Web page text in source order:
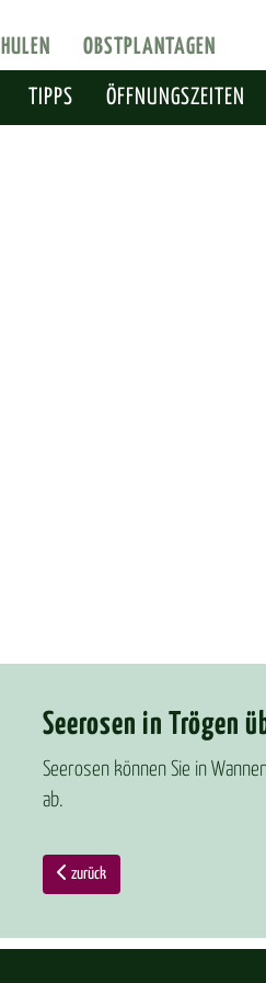
OBSTPLANTAGEN
TIPPS ÖFFNUNGSZEITEN
See­ro­sen in Trö­gen
Seerosen können Sie in
ab.
zurück